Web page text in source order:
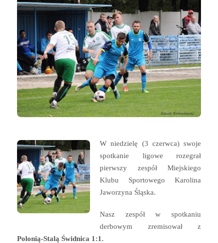
W niedzielę (3 czerwca) swoje
spotkanie ligowe rozegrał
pierwszy zespół Miejskiego
Klubu Sportowego Karolina
Jaworzyna Śląska.
Nasz zespół w spotkaniu
derbowym zremisował z
Polonią-Stalą Świdnica 1:1.